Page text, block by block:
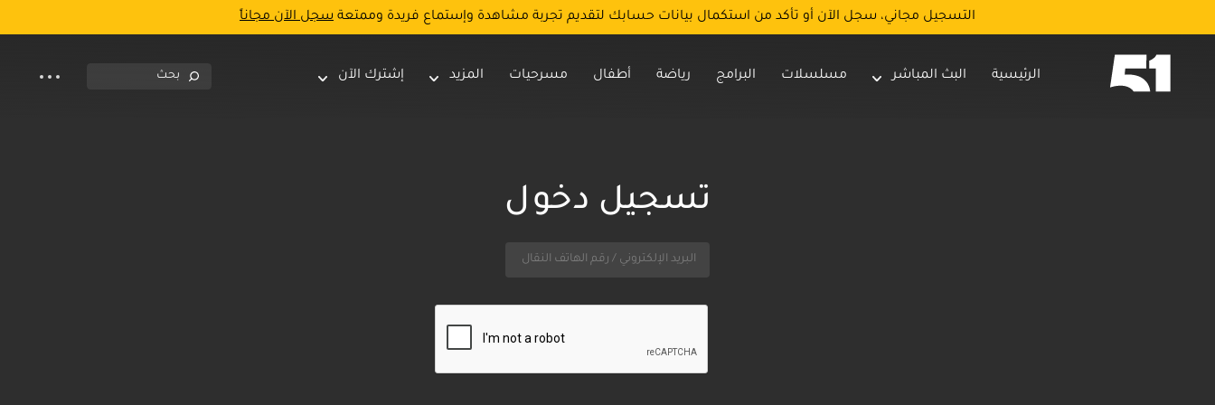
التسجيل مجاني، سجل الآن أو تأكد من استكمال بيانات حسابك لتقديم تجربة مشاهدة وإستماع فريدة وممتعة سجل الآن مجاناً
الرئيسية البث المباشر مسلسلات البرامج رياضة أطفال مسرحيات المزيد إشترك الآن
تسجيل دخول